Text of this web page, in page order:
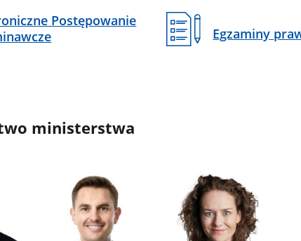
Postępowanie
Egzaminy
ministerstwa